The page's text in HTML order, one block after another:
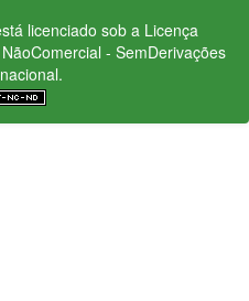
licenciado sob a Licença
- SemDerivações